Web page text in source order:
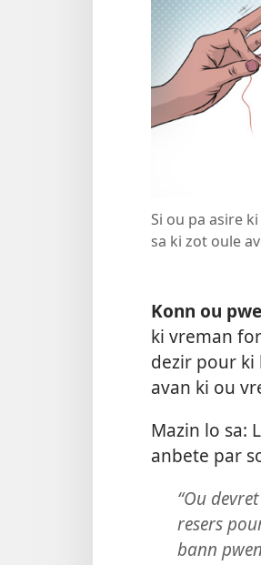
Si ou pa asire
sa ki zot oule
Konn ou
ki vreman
dezir pour ki
avan ki ou
Mazin lo sa:
anbete par
“Ou
resers
bann